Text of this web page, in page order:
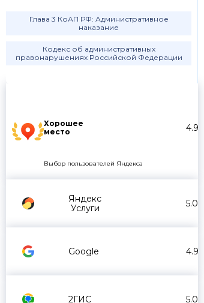
Хорошее
место
4.9
Выбор пользователей Яндекса
Яндекс
Услуги
5.0
Google 4.9
2ГИС 5.0
Глава 3 КоАП РФ: Административное
наказание
Кодекс об административных
правонарушениях Российской Федерации